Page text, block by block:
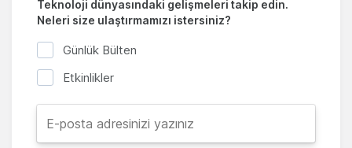
Teknoloji dünyasındaki gelişmeleri takip edin.
Neleri size ulaştırmamızı istersiniz?
Günlük Bülten
Etkinlikler